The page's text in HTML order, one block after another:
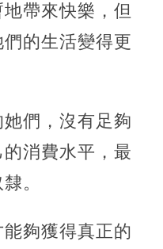
帶來快樂，但
的生活變得更
們，沒有足夠
消費水平，最
。
夠獲得真正的